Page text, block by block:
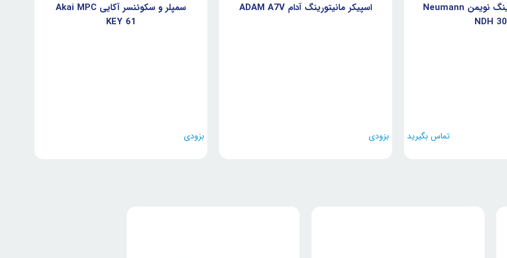
هدفن مانیتورینگ نویمن Neumann
NDH 30
تماس بگیرید
اسپیکر مانیتورینگ آدام ADAM A7V
بزودی
سمپلر و سکوئنسر آکایی Akai MPC
KEY 61
بزودی